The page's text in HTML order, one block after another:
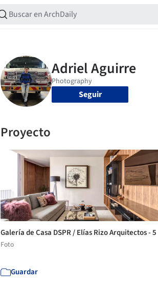
Seguir
Proyecto
Galería de Casa DSPR / Elías Rizo Arquitectos - 5
Foto
Guardar